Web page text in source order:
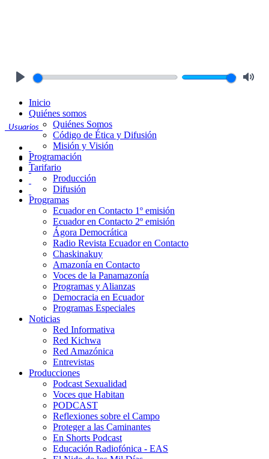
Usuarios
Inicio
Quiénes somos
Quiénes Somos
Código de Ética y Difusión
Misión y Visión
Programación
Tarifario
Producción
Difusión
Programas
Ecuador en Contacto 1º emisión
Ecuador en Contacto 2º emisión
Ágora Democrática
Radio Revista Ecuador en Contacto
Chaskinakuy
Amazonía en Contacto
Voces de la Panamazonía
Programas y Alianzas
Democracia en Ecuador
Programas Especiales
Noticias
Red Informativa
Red Kichwa
Red Amazónica
Entrevistas
Producciones
Podcast Sexualidad
Voces que Habitan
PODCAST
Reflexiones sobre el Campo
Proteger a las Caminantes
En Shorts Podcast
Educación Radiofónica - EAS